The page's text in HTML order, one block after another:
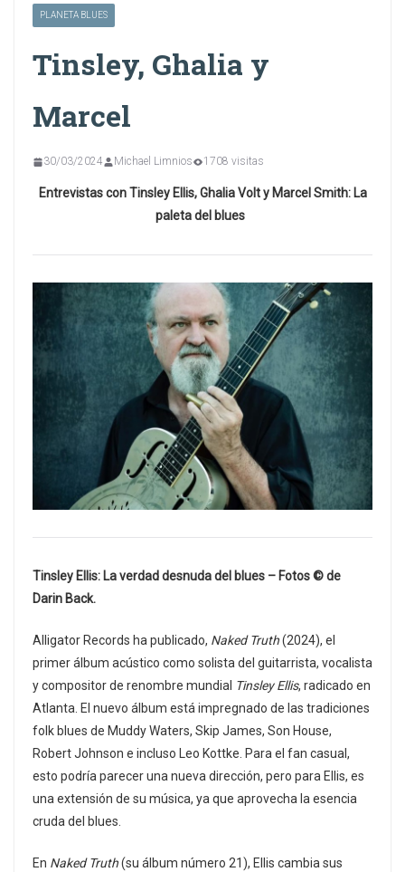
PLANETA BLUES
Tinsley, Ghalia y
Marcel
30/03/2024 Michael Limnios 1708 visitas
Entrevistas con Tinsley Ellis, Ghalia Volt y Marcel Smith: La
paleta del blues
Tinsley Ellis: La verdad desnuda del blues – Fotos © de
Darin Back.
Alligator Records ha publicado, Naked Truth(2024), el
primer álbum acústico como solista del guitarrista, vocalista
y compositor de renombre mundial Tinsley Ellis, radicado en
Atlanta. El nuevo álbum está impregnado de las tradiciones
folk blues de Muddy Waters, Skip James, Son House,
Robert Johnson e incluso Leo Kottke. Para el fan casual,
esto podría parecer una nueva dirección, pero para Ellis, es
una extensión de su música, ya que aprovecha la esencia
cruda del blues.
En Naked Truth(su álbum número 21), Ellis cambia sus